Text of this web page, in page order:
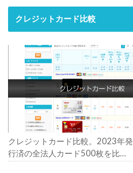
クレジットカード比較
クレジットカード比較。2023年発
行済の全法人カード500枚を比